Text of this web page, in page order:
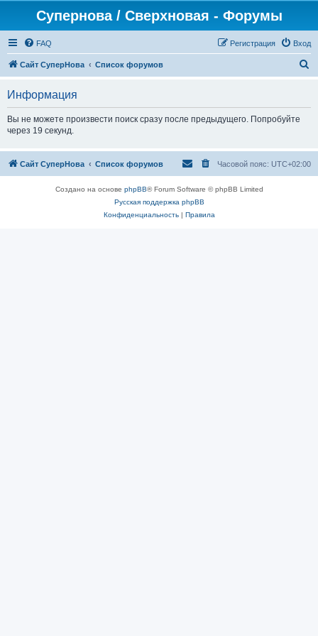
Супернова / Сверхновая - Форумы
FAQ Вход
Регистрация
Сайт СуперНова Список форумов
Информация
Вы не можете произвести поиск сразу после предыдущего. Попробуйте
через 19 секунд.
Сайт СуперНова Список форумов Часовой пояс: UTC+02:00
Создано на основе phpBB® Forum Software © phpBB Limited
Русская поддержка phpBB
Конфиденциальность| Правила